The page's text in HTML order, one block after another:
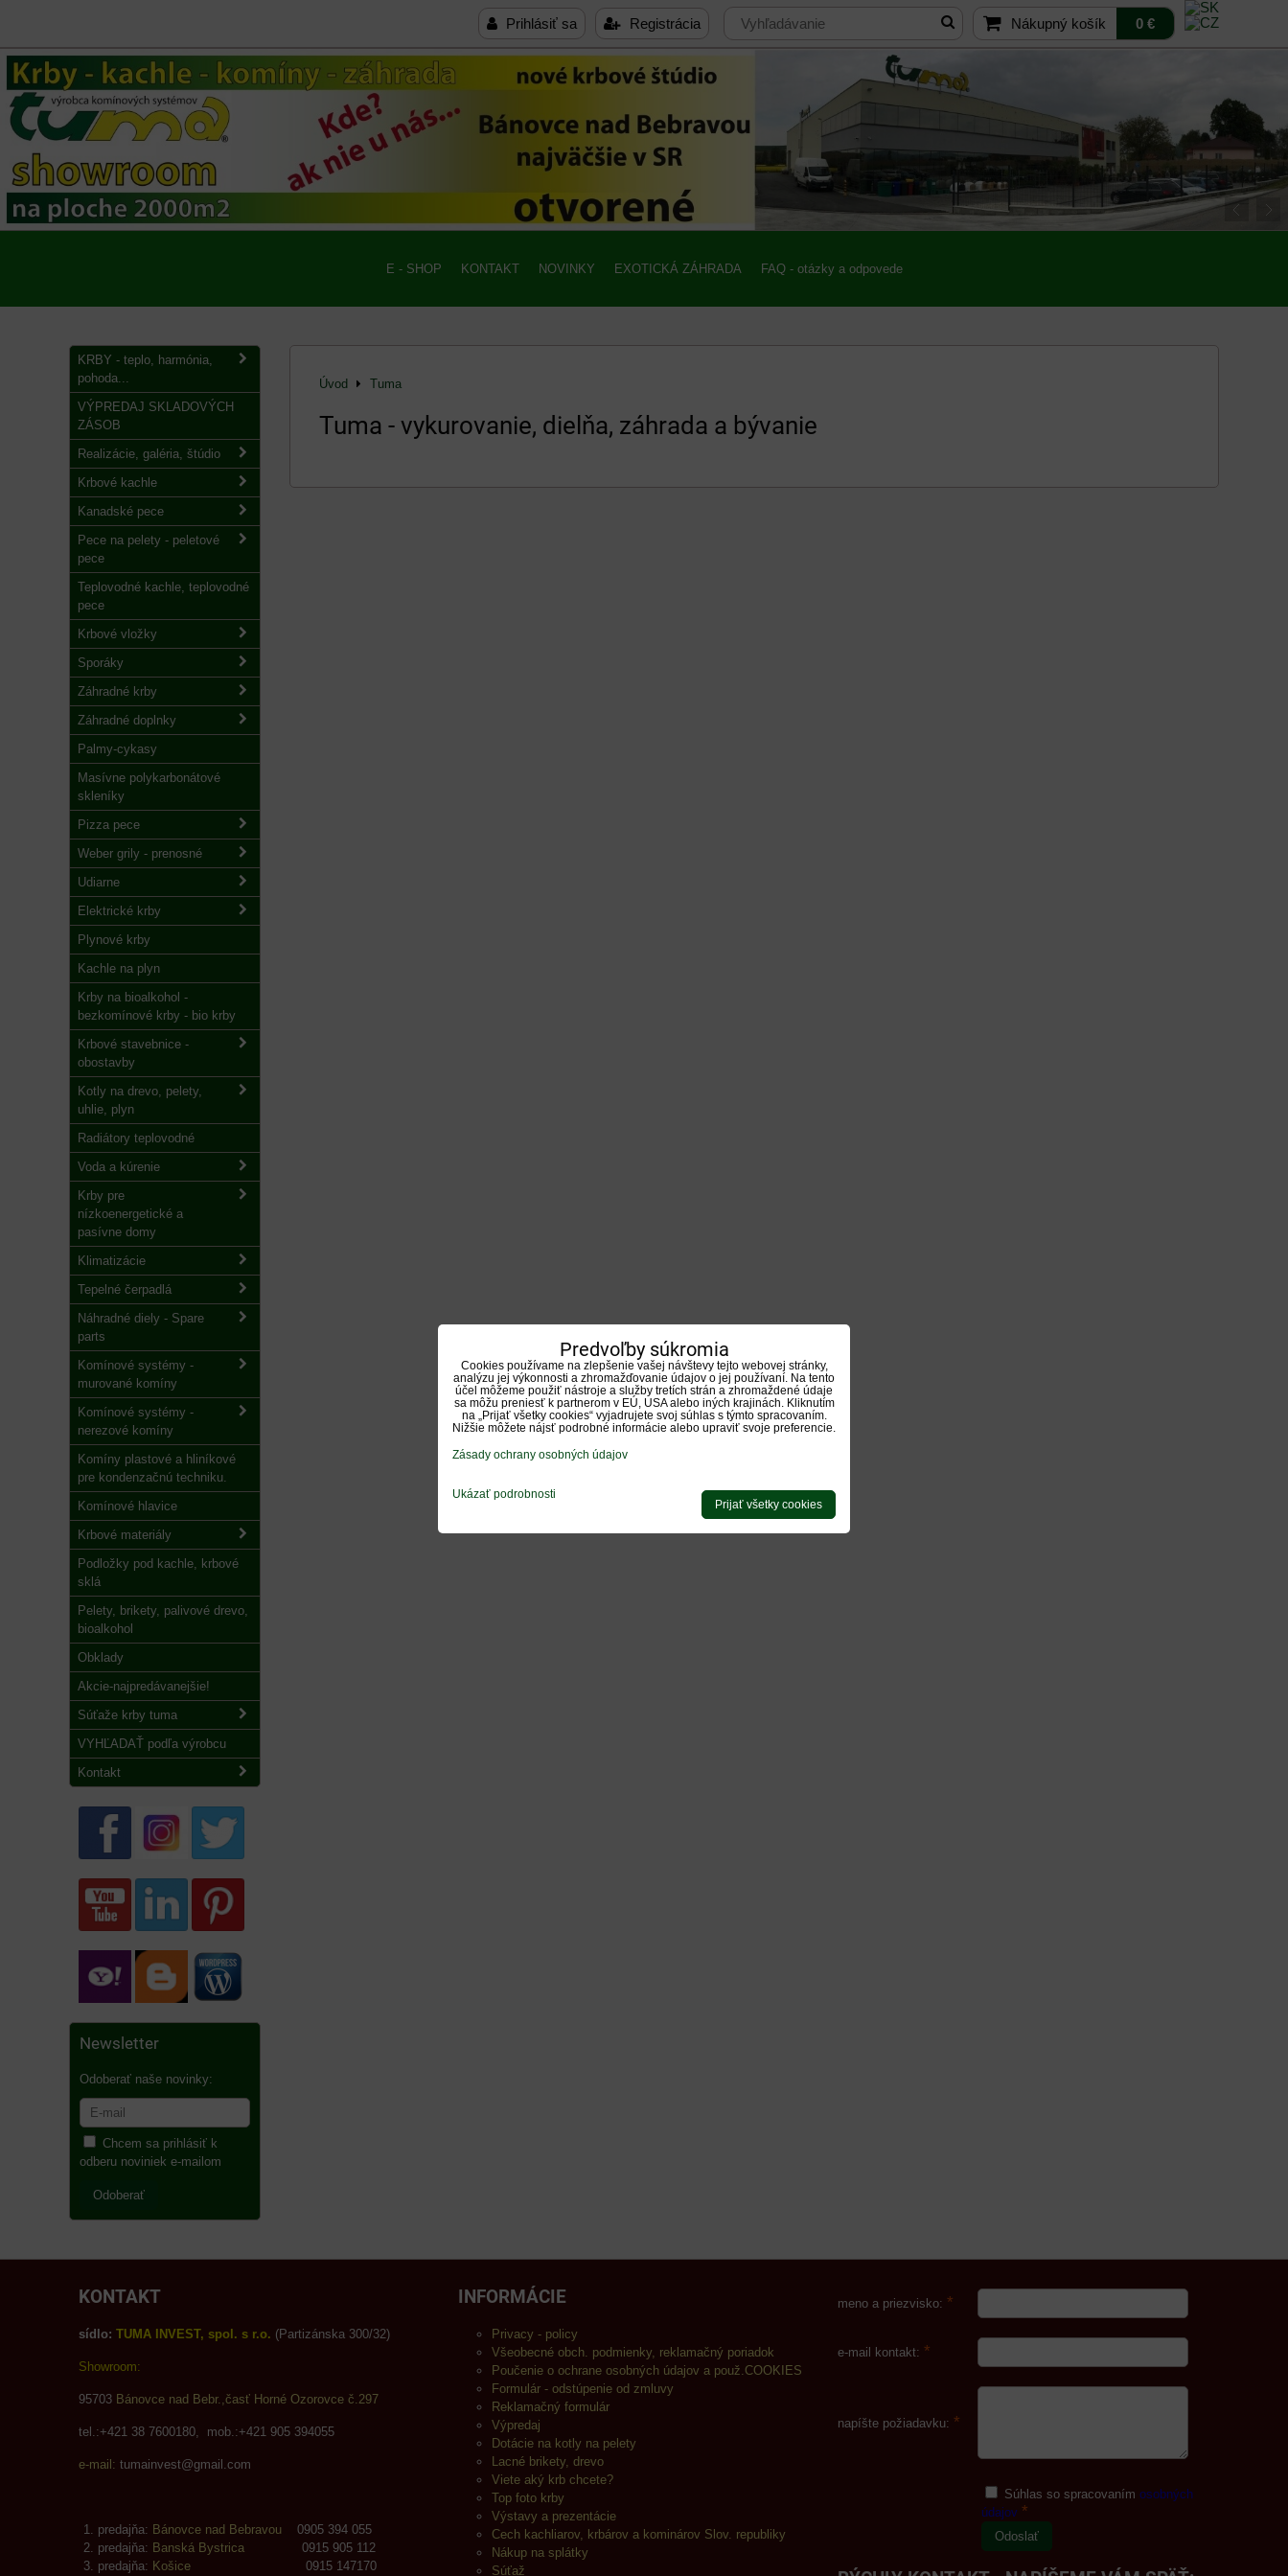
Prihlásiť sa Registrácia Nákupný košík 0 €
E - SHOP KONTAKT NOVINKY EXOTICKÁ ZÁHRADA FAQ - otázky a odpovede
Úvod Tuma
Tuma - vykurovanie, dielňa, záhrada a bývanie
KRBY - teplo, harmónia,
pohoda...
VÝPREDAJ SKLADOVÝCH
ZÁSOB
Realizácie, galéria, štúdio
Krbové kachle
Kanadské pece
Pece na pelety - peletové
pece
Teplovodné kachle, teplovodné
pece
Krbové vložky
Sporáky
Záhradné krby
Záhradné doplnky
Palmy-cykasy
Masívne polykarbonátové
skleníky
Pizza pece
Weber grily - prenosné
Udiarne
Elektrické krby
Plynové krby
Kachle na plyn
Krby na bioalkohol -
bezkomínové krby - bio krby
Krbové stavebnice -
obostavby
Kotly na drevo, pelety,
uhlie, plyn
Radiátory teplovodné
Voda a kúrenie
Krby pre
nízkoenergetické a
pasívne domy
Klimatizácie
Tepelné čerpadlá
Náhradné diely - Spare
parts
Komínové systémy -
murované komíny
Komínové systémy -
nerezové komíny
Komíny plastové a hliníkové
pre kondenzačnú techniku.
Komínové hlavice
Krbové materiály
Podložky pod kachle, krbové
sklá
Pelety, brikety, palivové drevo,
bioalkohol
Obklady
Akcie-najpredávanejšie!
Súťaže krby tuma
VYHĽADAŤ podľa výrobcu
Kontakt
Newsletter
Odoberať naše novinky:
Chcem sa prihlásiť k
odberu noviniek e-mailom
Odoberať
KONTAKT
sídlo: TUMA INVEST, spol. s r.o. (Partizánska 300/32)
Showroom:
95703 Bánovce nad Bebr.,časť Horné Ozorovce č.297
tel.:+421 38 7600180, mob.:+421 905 394055
e-mail: tumainvest@gmail.com
predajňa: Bánovce nad Bebravou 0905 394 055
predajňa: Banská Bystrica 0915 905 112
predajňa: Košice 0915 147170
INFORMÁCIE
Privacy - policy
Všeobecné obch. podmienky, reklamačný poriadok
Poučenie o ochrane osobných údajov a použ.COOKIES
Formulár - odstúpenie od zmluvy
Reklamačný formulár
Výpredaj
Dotácie na kotly na pelety
Lacné brikety, drevo
Viete aký krb chcete?
Top foto krby
Výstavy a prezentácie
Cech kachliarov, krbárov a kominárov Slov. republiky
Nákup na splátky
Súťaž
meno a priezvisko: *
e-mail kontakt: *
napíšte požiadavku: *
Súhlas so spracovanímosobných
údajov *
Odoslať
Predvoľby súkromia
Cookies používame na zlepšenie vašej návštevy tejto webovej stránky,
analýzu jej výkonnosti a zhromažďovanie údajov o jej používaní. Na tento
účel môžeme použiť nástroje a služby tretích strán a zhromaždené údaje
sa môžu preniesť k partnerom v EÚ, USA alebo iných krajinách. Kliknutím
na „Prijať všetky cookies“ vyjadrujete svoj súhlas s týmto spracovaním.
Nižšie môžete nájsť podrobné informácie alebo upraviť svoje preferencie.
Zásady ochrany osobných údajov
Ukázať podrobnosti
Prijať všetky cookies